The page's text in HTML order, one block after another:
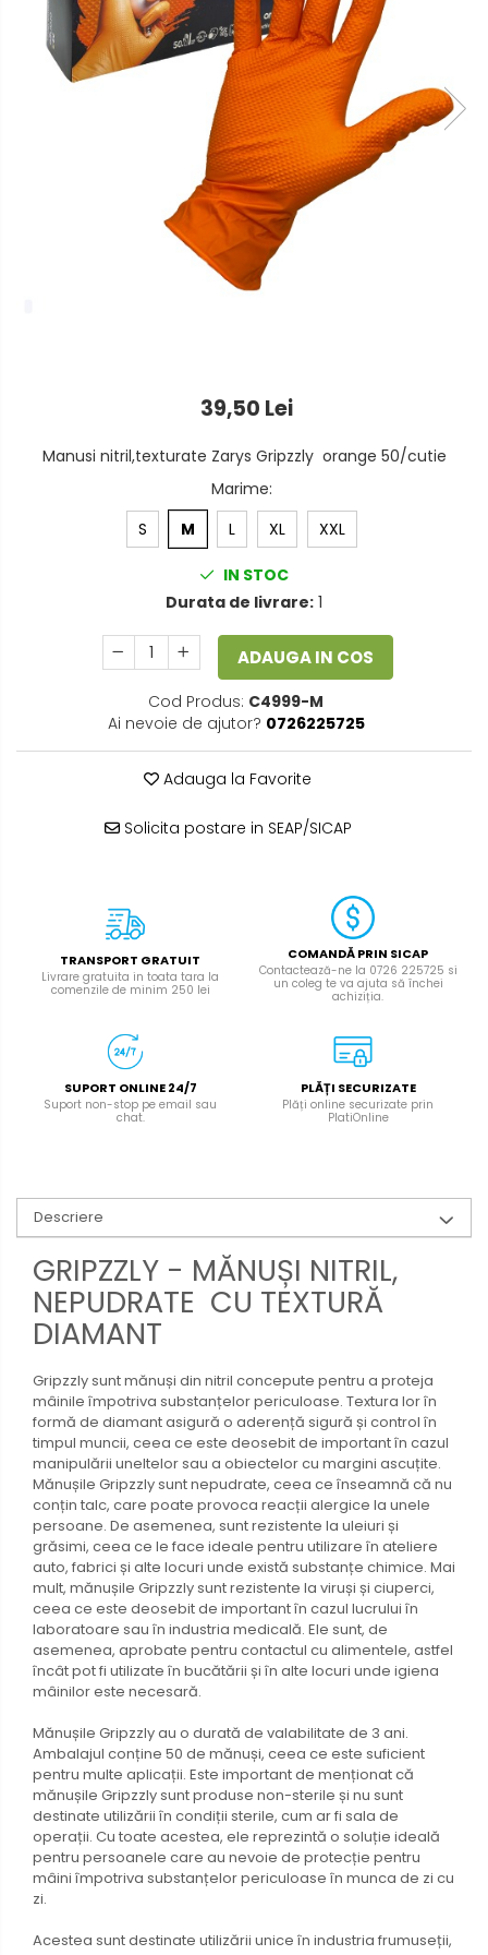
Foarfeci
Lipiciuri
Suporturi pentru accesorii
Suporturi pentru documente
Tavite pentru Documente
Detergenti vase
Dispensere si consumabile
39,50 Lei
Manusi nitril,texturate Zarys Gripzzly orange 50/cutie
Marime:
S
M L XL XXL
IN STOC
Durata de livrare: 1
ADAUGA IN COS
Cod Produs: C4999-M
Ai nevoie de ajutor? 0726225725
Adauga la Favorite
Solicita postare in SEAP/SICAP
TRANSPORT GRATUIT
Livrare gratuita in toata tara la
comenzile de minim 250 lei
COMANDĂ PRIN SICAP
Contactează-ne la 0726 225725 si
un coleg te va ajuta să închei
achiziția.
SUPORT ONLINE 24/7
Suport non-stop pe email sau
chat.
PLĂȚI SECURIZATE
Plăți online securizate prin
PlatiOnline
Descriere
GRIPZZLY - MĂNUȘI NITRIL,
NEPUDRATE CU TEXTURĂ
DIAMANT
Gripzzly sunt mănuși din nitril concepute pentru a proteja
mâinile împotriva substanțelor periculoase. Textura lor în
formă de diamant asigură o aderență sigură și control în
timpul muncii, ceea ce este deosebit de important în cazul
manipulării uneltelor sau a obiectelor cu margini ascuțite.
Mănușile Gripzzly sunt nepudrate, ceea ce înseamnă că nu
conțin talc, care poate provoca reacții alergice la unele
persoane. De asemenea, sunt rezistente la uleiuri și
grăsimi, ceea ce le face ideale pentru utilizare în ateliere
auto, fabrici și alte locuri unde există substanțe chimice. Mai
mult, mănușile Gripzzly sunt rezistente la viruși și ciuperci,
ceea ce este deosebit de important în cazul lucrului în
laboratoare sau în industria medicală. Ele sunt, de
asemenea, aprobate pentru contactul cu alimentele, astfel
încât pot fi utilizate în bucătării și în alte locuri unde igiena
mâinilor este necesară.
Mănușile Gripzzly au o durată de valabilitate de 3 ani.
Ambalajul conține 50 de mănuși, ceea ce este suficient
pentru multe aplicații. Este important de menționat că
mănușile Gripzzly sunt produse non-sterile și nu sunt
destinate utilizării în condiții sterile, cum ar fi sala de
operații. Cu toate acestea, ele reprezintă o soluție ideală
pentru persoanele care au nevoie de protecție pentru
mâini împotriva substanțelor periculoase în munca de zi cu
zi.
Acestea sunt destinate utilizării unice în industria frumuseții,